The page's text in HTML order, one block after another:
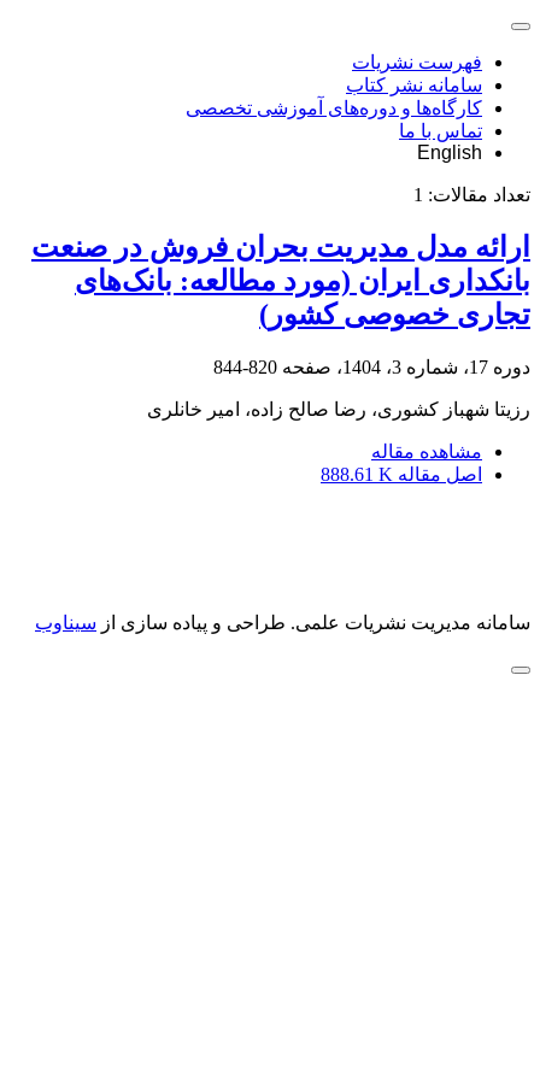
فهرست نشریات
سامانه نشر کتاب
کارگاه‌ها و دوره‌های آموزشی تخصصی
تماس با ما
English
تعداد مقالات: 1
ارائه مدل مدیریت بحران فروش در صنعت
بانکداری ایران (مورد مطالعه: بانک‌‏های
تجاری خصوصی کشور)
دوره 17، شماره 3، 1404، صفحه 820-844
رزیتا شهباز کشوری، رضا صالح زاده، امیر خانلری
مشاهده مقاله
اصل مقاله 888.61 K
سامانه مدیریت نشریات علمی. طراحی و پیاده سازی از سیناوب